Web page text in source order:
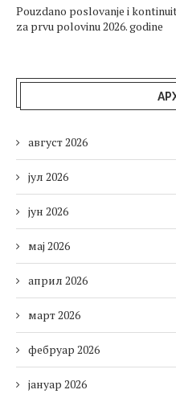
Pouzdano poslovanje i
za prvu polovinu 2026. godine
август 2026
јул 2026
јун 2026
мај 2026
април 2026
март 2026
фебруар 2026
јануар 2026